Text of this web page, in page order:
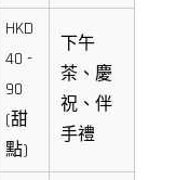
HKD
40 -
90
(甜
點)
下午
茶、慶
祝、伴
手禮